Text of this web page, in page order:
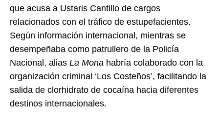
que acusa a Ustaris Cantillo de cargos
relacionados con el tráfico de estupefacientes.
Según información internacional, mientras se
desempeñaba como patrullero de la Policía
Nacional, alias La Mona habría colaborado con la
organización criminal ‘Los Costeños’, facilitando la
salida de clorhidrato de cocaína hacia diferentes
destinos internacionales.